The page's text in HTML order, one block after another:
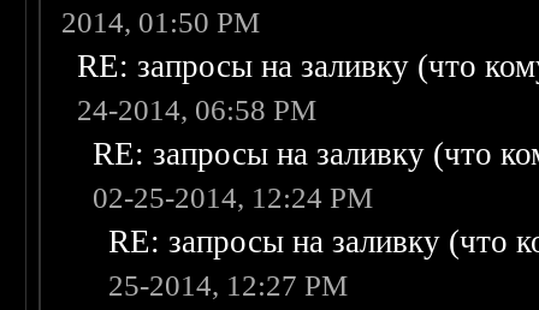
2014, 01:50 PM
RE: запросы на заливку (что
24-2014, 06:58 PM
RE: запросы на заливку (что
02-25-2014, 12:24 PM
RE: запросы на заливку (что
25-2014, 12:27 PM